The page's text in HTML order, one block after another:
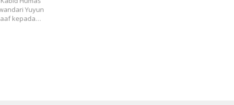
Yuyun
kepada…